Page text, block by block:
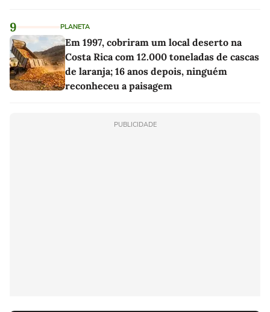
9 PLANETA
Em 1997, cobriram um local deserto na
Costa Rica com 12.000 toneladas de cascas
de laranja; 16 anos depois, ninguém
reconheceu a paisagem
PUBLICIDADE